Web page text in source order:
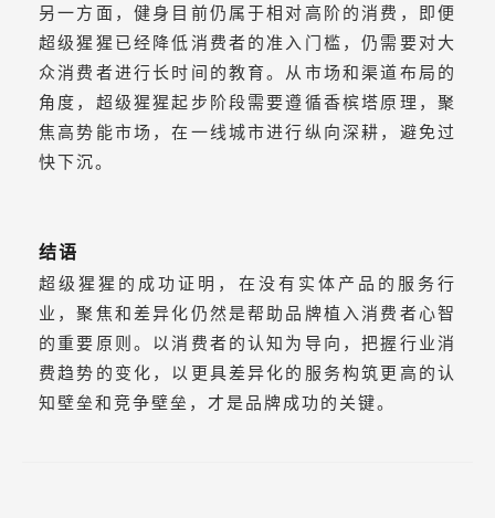
另一方面，健身目前仍属于相对高阶的消费，即便
超级猩猩已经降低消费者的准入门槛，仍需要对大
众消费者进行长时间的教育。从市场和渠道布局的
角度，超级猩猩起步阶段需要遵循香槟塔原理，聚
焦高势能市场，在一线城市进行纵向深耕，避免过
快下沉。
结语
超级猩猩的成功证明，在没有实体产品的服务行
业，聚焦和差异化仍然是帮助品牌植入消费者心智
的重要原则。以消费者的认知为导向，把握行业消
费趋势的变化，以更具差异化的服务构筑更高的认
知壁垒和竞争壁垒，才是品牌成功的关键。